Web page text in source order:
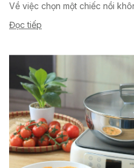
Về việc chọn một chiếc nồi
không...
Đọc tiếp